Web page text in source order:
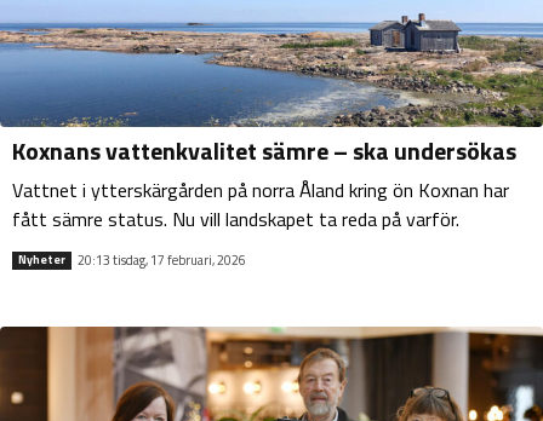
Koxnans vattenkvalitet sämre – ska undersökas
Vattnet i ytterskärgården på norra Åland kring ön Koxnan har
fått sämre status. Nu vill landskapet ta reda på varför.
Nyheter 20:13 tisdag, 17 februari, 2026